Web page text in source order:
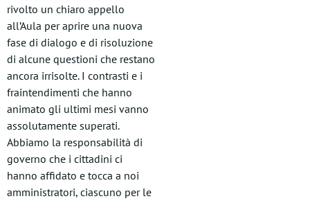
rivolto un chiaro appello
all’Aula per aprire una nuova
fase di dialogo e di risoluzione
di alcune questioni che restano
ancora irrisolte. I contrasti e i
fraintendimenti che hanno
animato gli ultimi mesi vanno
assolutamente superati.
Abbiamo la responsabilità di
governo che i cittadini ci
hanno affidato e tocca a noi
amministratori, ciascuno per le